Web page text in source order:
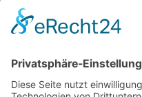
Telefon (06258) 7585
DE51 5519 0000 02747090 13
Service